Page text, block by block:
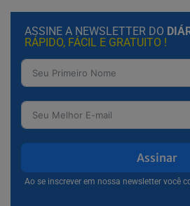
ASSINE A NEWSLETTER DO
RÁPIDO, FÁCIL E GRATUITO !
Assinar
Ao se inscrever em nossa newsletter você